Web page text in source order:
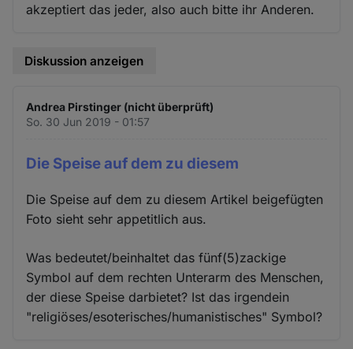
akzeptiert das jeder, also auch bitte ihr Anderen.
Diskussion anzeigen
Andrea Pirstinger (nicht überprüft)
So. 30 Jun 2019 - 01:57
Die Speise auf dem zu diesem
Die Speise auf dem zu diesem Artikel beigefügten
Foto sieht sehr appetitlich aus.
Was bedeutet/beinhaltet das fünf(5)zackige
Symbol auf dem rechten Unterarm des Menschen,
der diese Speise darbietet? Ist das irgendein
"religiöses/esoterisches/humanistisches" Symbol?